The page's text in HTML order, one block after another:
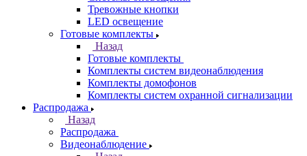
Тревожные кнопки
LED освещение
Готовые комплекты
Назад
Готовые комплекты
Комплекты систем видеонаблюдения
Комплекты домофонов
Комплекты систем охранной сигнализации
Распродажа
Назад
Распродажа
Видеонаблюдение